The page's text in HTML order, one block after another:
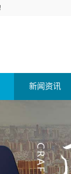
新闻资讯